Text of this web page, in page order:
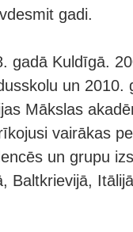
gadi.
gadā Kuldīgā.
un 2010.
Mākslas
vairākas
un grupu
Baltkrievijā,